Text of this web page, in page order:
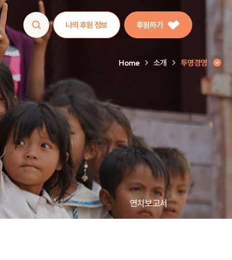
나의 후원 정보 후원하기
Home 소개 투명경영
연차보고서